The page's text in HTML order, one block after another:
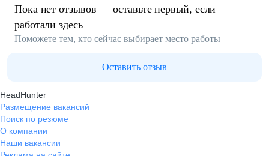
Пока нет отзывов — оставьте первый, если
работали здесь
Поможете тем, кто сейчас выбирает место работы
Оставить отзыв
HeadHunter
Размещение вакансий
Поиск по резюме
О компании
Наши вакансии